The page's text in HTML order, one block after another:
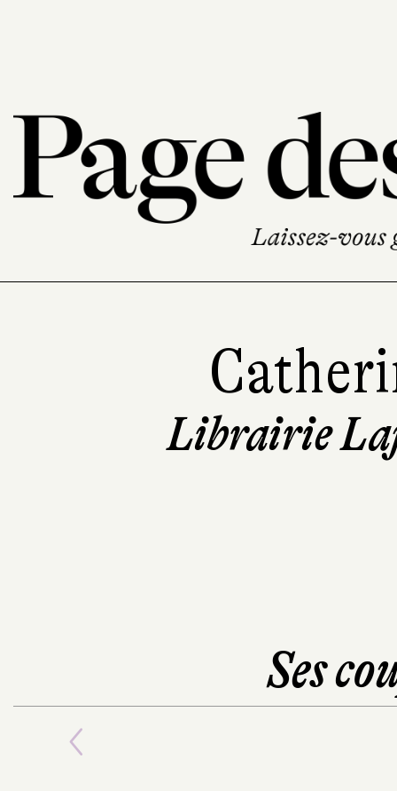
Librairie
Ses
Previous